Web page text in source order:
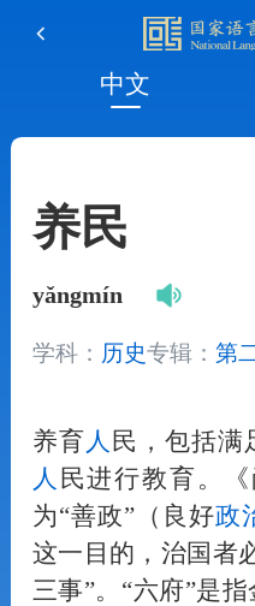
中文
养民
yǎngmín
学科： 历史专辑： 第
养育 人 民，包括满
人 民进行教育。
为“善政”（良好政
这一目的，治国者
三事”。“六府”是